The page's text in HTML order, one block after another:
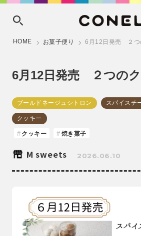
HOME お菓子便り 6月12日発売 ２つ
6月12日発売 ２つの
ブールドネージュシトロン スパイスチ
クッキー
クッキー 焼き菓子
M sweets 2026.06.10